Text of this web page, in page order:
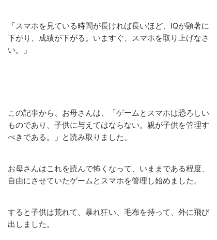
「スマホを見ている時間が長ければ長いほど、IQが顕著に
下がり、成績が下がる。いますぐ、スマホを取り上げなさ
い。」
この記事から、お母さんは、「ゲームとスマホは恐ろしい
ものであり、子供に与えてはならない。親が子供を管理す
べきである。」と読み取りました。
お母さんはこれを読んで怖くなって、いままである程度、
自由にさせていたゲームとスマホを管理し始めました。
すると子供は荒れて、暴れ狂い、毛布を持って、外に飛び
出しました。